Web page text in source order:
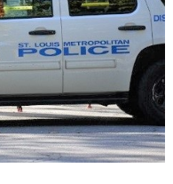
等你来赴约 —— 密苏里植物
琴家Darek演绎一场古筝